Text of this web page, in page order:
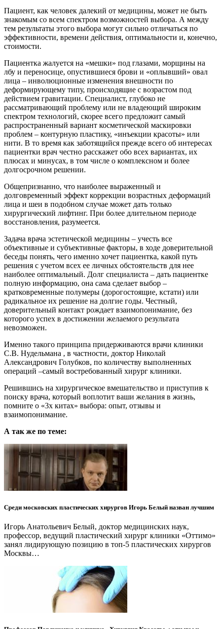
Пациент, как человек далекий от медицины, может не быть
знакомым со всем спектром возможностей выбора. А между
тем результаты этого выбора могут сильно отличаться по
эффективности, времени действия, оптимальности и, конечно,
стоимости.
Пациентка жалуется на «мешки» под глазами, морщины на
лбу и переносице, опустившиеся брови и «оплывший» овал
лица – инволюционные изменения внешности по
деформирующему типу, происходящие с возрастом под
действием гравитации. Специалист, глубоко не
рассматривающий проблему или не владеющий широким
спектром технологий, скорее всего предложит самый
распространенный вариант косметической маскировки
проблем – контурную пластику, «инъекции красоты» или
нити. В то время как заботящийся прежде всего об интересах
пациентки врач честно расскажет обо всех вариантах, их
плюсах и минусах, в том числе о комплексном и более
долгосрочном решении.
Общепризнанно, что наиболее выраженный и
долговременный эффект коррекции возрастных деформаций
лица и шеи в подобном случае может дать только
хирургический лифтинг. При более длительном периоде
восстановления, разумеется.
Задача врача эстетической медицины – учесть все
объективные и субъективные факторы, в ходе доверительной
беседы понять, чего именно хочет пациентка, какой путь
решения с учетом всех ее личных обстоятельств для нее
наиболее оптимальный. Долг специалиста – дать пациентке
полную информацию, она сама сделает выбор –
кратковременные полумеры (дорогостоящие, кстати) или
радикальное их решение на долгие годы. Честный,
доверительный контакт рождает взаимопонимание, без
которого успех в достижении желаемого результата
невозможен.
Именно такого принципа придерживаются врачи клиники
С.В. Нудельмана , в частности, доктор Николай
Александрович Голубков, по количеству выполненных
операций –самый востребованный хирург клиники.
Решившись на хирургическое вмешательство и приступив к
поиску врача, который воплотит ваши желания в жизнь,
помните о «3х китах» выбора: опыт, отзывы и
взаимопонимание.
А так же по теме:
Среди московских пластических хирургов Игорь Белый назван лучшим
Игорь Анатольевич Белый, доктор медицинских наук,
профессор, ведущий пластический хирург клиники «Оттимо»
занял лидирующую позицию в топ-5 пластических хирургов
Москвы…